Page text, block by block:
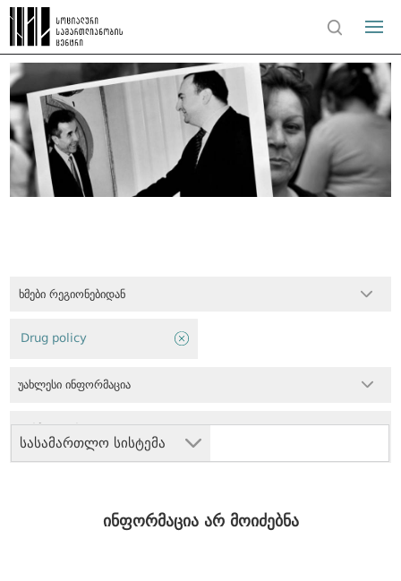
ხმები რეგიონებიდან
სასამართლო სისტემა
Drug policy
უახლესი ინფორმაცია
ინფორმაცია არ მოიძებნა